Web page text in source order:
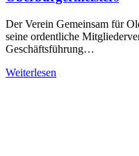
Der Verein Gemeinsam für
seine ordentliche
Geschäftsführung…
Weiterlesen